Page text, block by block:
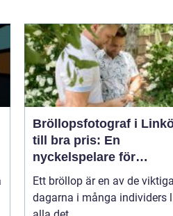
Bröllopsfotograf i
till bra pris: En
nyckelspelare för
oförglömliga minnen
Ett bröllop är en av de
dagarna i många individers